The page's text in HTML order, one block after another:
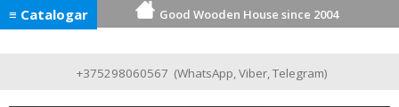
≡ Catalogar Good Wooden House since 2004
+375298060567 (WhatsApp,Viber,Telegram)